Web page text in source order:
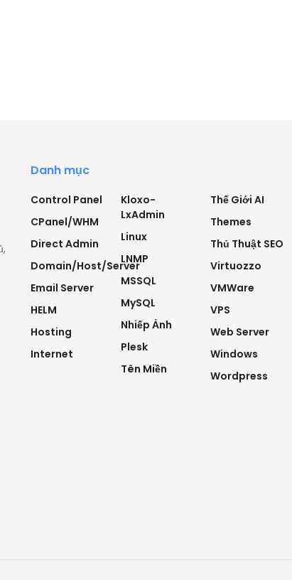
Danh mục
Control Panel
CPanel/WHM
Direct Admin
Domain/Host/Server
Email Server
HELM
Hosting
Internet
Kloxo-
LxAdmin
Linux
LNMP
MSSQL
MySQL
Nhiếp Ảnh
Plesk
Tên Miền
Thế Giới AI
Themes
Thủ Thuật SEO
Virtuozzo
VMWare
VPS
Web Server
Windows
Wordpress